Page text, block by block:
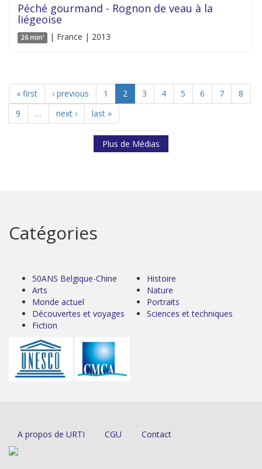
Péché gourmand - Rognon de veau à la
liégeoise
26 min' | France | 2013
« first ‹ previous 1 2 3 4 5 6 7
8
9
… next › last »
Plus de Médias
Catégories
50ANS Belgique-Chine
Arts
Monde actuel
Découvertes et voyages
Fiction
Histoire
Nature
Portraits
Sciences et techniques
A propos de URTI CGU Contact